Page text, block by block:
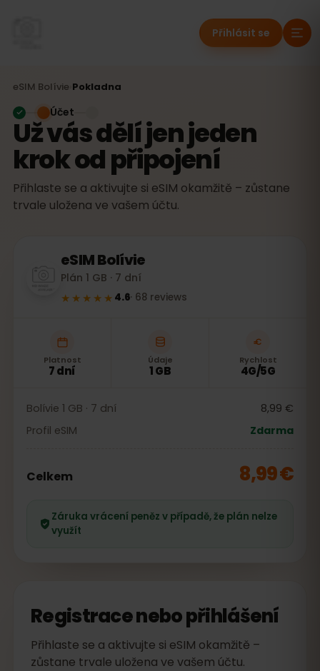
Přihlásit se
eSIM Bolívie Pokladna
Už vás dělí jen jeden
krok od připojení
Přihlaste se a aktivujte si eSIM okamžitě – zůstane
trvale uložena ve vašem účtu.
Účet
eSIMBolívie
Plán 1 GB · 7 dní
★★★★★ 4.6· 68 reviews
Platnost
7 dní
Údaje
1 GB
Rychlost
4G/5G
Bolívie 1 GB · 7 dní
8,99 €
Profil eSIM
Zdarma
Celkem 8,99 €
Záruka vrácení peněz v případě, že plán nelze
využít
Registrace nebo přihlášení
Přihlaste se a aktivujte si eSIM okamžitě –
zůstane trvale uložena ve vašem účtu.